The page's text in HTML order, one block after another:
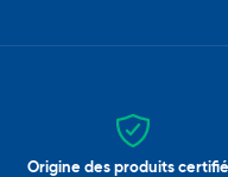
Origine des produits